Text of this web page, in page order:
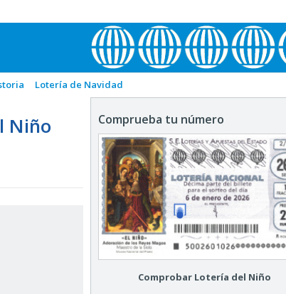
Lotería de Navidad
Niño
Comprueba tu número
Comprobar Lotería del Niño